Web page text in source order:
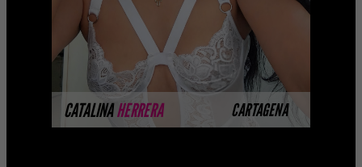
CATALINAHERRERA CARTAGENA
MÁS INFORMACIÓN